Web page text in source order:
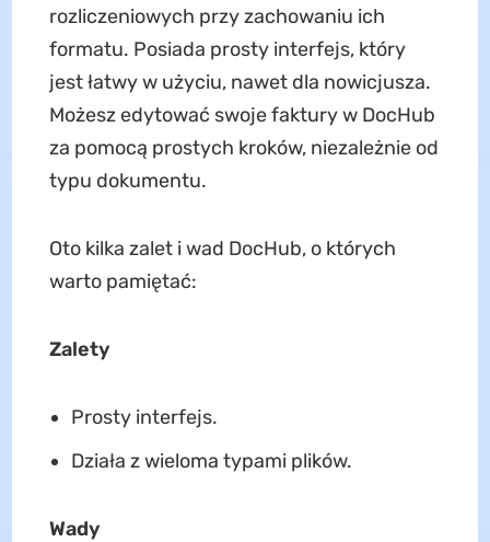
rozliczeniowych przy zachowaniu ich
formatu. Posiada prosty interfejs, który
jest łatwy w użyciu, nawet dla nowicjusza.
Możesz edytować swoje faktury w DocHub
za pomocą prostych kroków, niezależnie od
typu dokumentu.
Oto kilka zalet i wad DocHub, o których
warto pamiętać:
Zalety
Prosty interfejs.
Działa z wieloma typami plików.
Wady